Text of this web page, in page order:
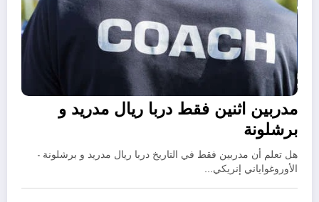
مدربين اثنين فقط دربا ريال مدريد و
برشلونة
هل تعلم أن مدربين فقط في التاريخ دربا ريال مدريد و برشلونة -
الأوروغواياني إنريكي…